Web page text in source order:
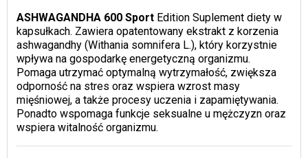
ASHWAGANDHA 600 SportEdition Suplement diety w
kapsułkach. Zawiera opatentowany ekstrakt z korzenia
ashwagandhy (Withania somnifera L.), który korzystnie
wpływa na gospodarkę energetyczną organizmu.
Pomaga utrzymać optymalną wytrzymałość, zwiększa
odporność na stres oraz wspiera wzrost masy
mięśniowej, a także procesy uczenia i zapamiętywania.
Ponadto wspomaga funkcje seksualne u mężczyzn oraz
wspiera witalność organizmu.